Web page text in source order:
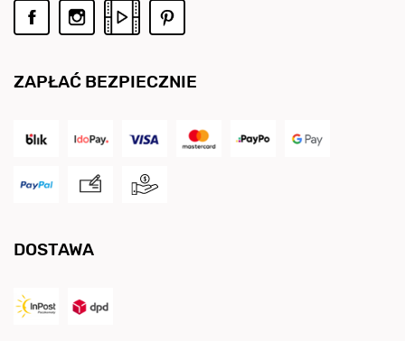
ZAPŁAĆ BEZPIECZNIE
DOSTAWA